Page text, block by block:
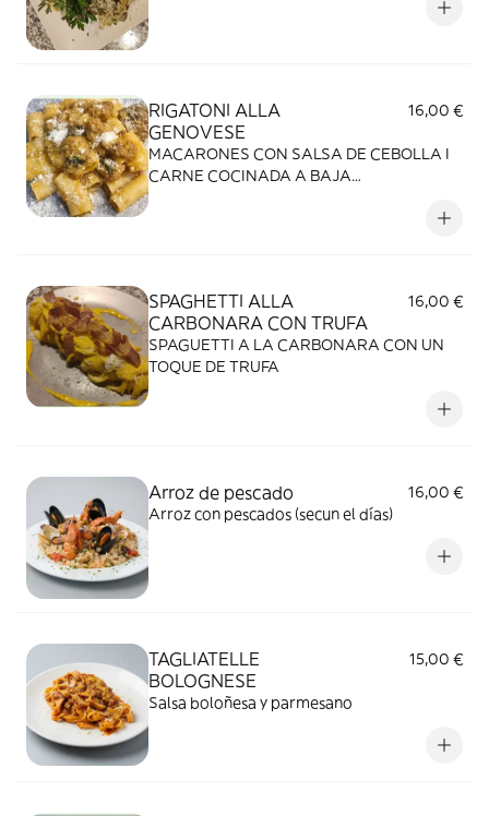
RIGATONI ALLA
GENOVESE
16,00 €
MACARONES CON SALSA DE CEBOLLA I
CARNE COCINADA A BAJA
SPAGHETTI ALLA
CARBONARA CON TRUFA
16,00 €
SPAGUETTI A LA CARBONARA CON UN
TOQUE DE TRUFA
Arroz de pescado
16,00 €
Arroz con pescados (secun el días)
TAGLIATELLE
BOLOGNESE
15,00 €
Salsa boloñesa y parmesano